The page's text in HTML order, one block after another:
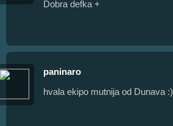
Dobra defka +
paninaro
hvala ekipo mutnija od Dunava :)